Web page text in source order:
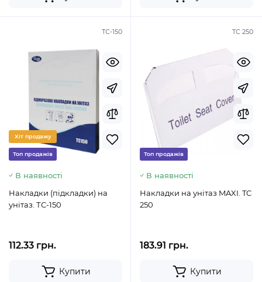
ТС-150
Хіт продажу
Топ продажів
В наявності
Накладки (підкладки) на
унітаз. ТС-150
112.33 грн.
Купити
TC 250
Топ продажів
В наявності
Накладки на унітаз MAXI. TC
250
183.91 грн.
Купити